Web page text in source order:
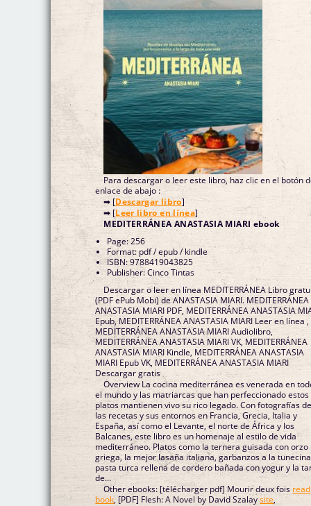
Para descargar o leer este libro, haz clic en el botón
enlace de abajo :
➡ [Descargar libro]
➡ [Leer libro en línea]
MEDITERRÁNEA ANASTASIA MIARI ebook
Page: 256
Format: pdf / epub / kindle
ISBN: 9788419043825
Publisher: Cinco Tintas
Descargar o leer en línea MEDITERRÁNEA Libro
(PDF ePub Mobi) de ANASTASIA MIARI. MEDITERRÁNEA
ANASTASIA MIARI PDF, MEDITERRÁNEA ANASTASIA
Epub, MEDITERRÁNEA ANASTASIA MIARI Leer en línea ,
MEDITERRÁNEA ANASTASIA MIARI Audiolibro,
MEDITERRÁNEA ANASTASIA MIARI VK, MEDITERRÁNEA
ANASTASIA MIARI Kindle, MEDITERRÁNEA ANASTASIA
MIARI Epub VK, MEDITERRÁNEA ANASTASIA MIARI
Descargar gratis
Overview La cocina mediterránea es venerada en
el mundo y las matriarcas que han perfeccionado estos
platos mantienen vivo su rico legado. Con fotografías
las recetas y sus entornos en Francia, Grecia, Italia y
España, así como el Levante, el norte de África y los
Balcanes, este libro es un homenaje al estilo de vida
mediterráneo. Platos como la ternera guisada con orzo
griega, la mejor lasaña italiana, garbanzos a la
pasta turca rellena de cordero bañada con yogur y la
de...
Other ebooks: [télécharger pdf] Mourir deux fois read
book, [PDF] Flesh: A Novel by David Szalaysite,